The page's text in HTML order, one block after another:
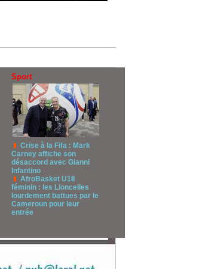
Sport
Crise à la Fifa : Mark
Carney affiche son
désaccord avec Gianni
Infantino
AfroBasket U18
féminin : les Lioncelles
lourdement battues par le
Cameroun pour leur
entrée